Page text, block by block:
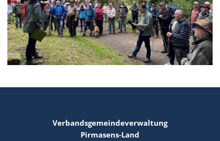
Verbandsgemeindeverwaltung
Pirmasens-Land